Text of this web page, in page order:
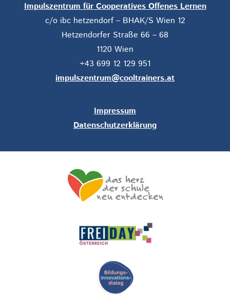
Impulszentrum für Cooperatives Offenes Lernen
c/o ibc hetzendorf – BHAK/S Wien 12
Hetzendorfer Straße 66 – 68
1120 Wien
+43 699 12 129 951
impulszentrum@cooltrainers.at
Impressum
Datenschutzerklärung